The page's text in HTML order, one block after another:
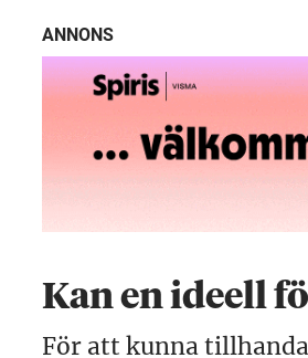
ANNONS
Kan en ideell
För att kunna